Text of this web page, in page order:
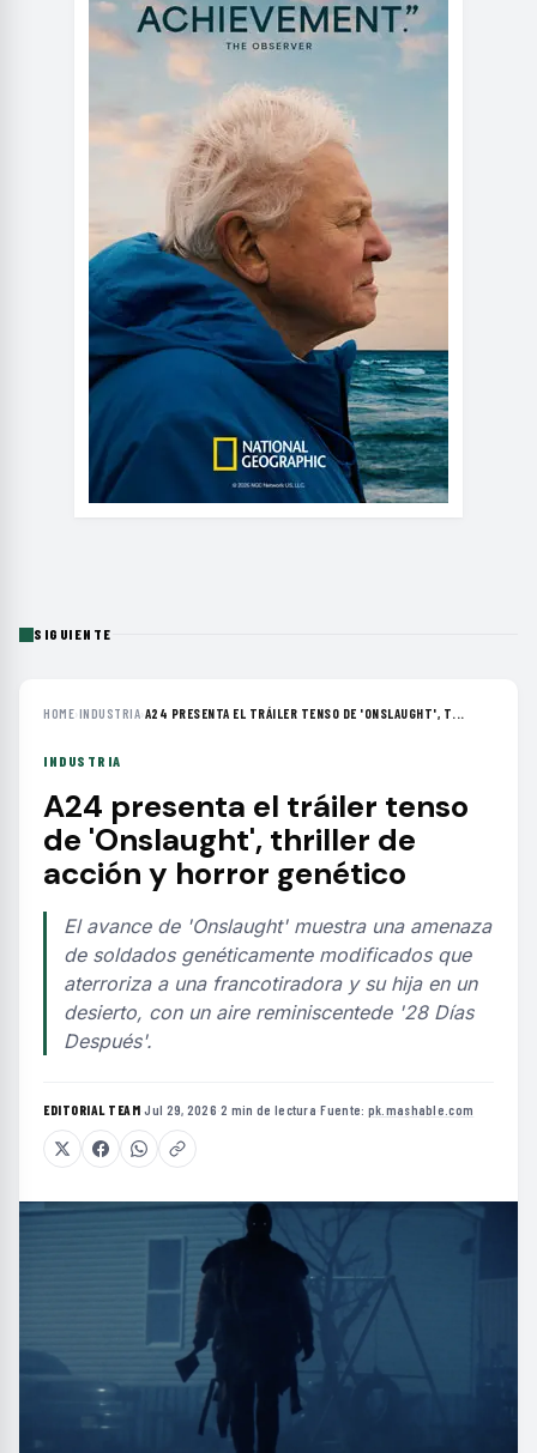
SIGUIENTE
HOME›INDUSTRIA›A24 PRESENTA EL TRÁILER TENSO DE 'ONSLAUGHT', T...
INDUSTRIA
A24 presenta el tráiler tenso
de 'Onslaught', thriller de
acción y horror genético
El avance de 'Onslaught' muestra una amenaza
de soldados genéticamente modificados que
aterroriza a una francotiradora y su hija en un
desierto, con un aire reminiscentede '28 Días
Después'.
EDITORIAL TEAM·Jul 29, 2026·2 min de lectura·Fuente: pk.mashable.com